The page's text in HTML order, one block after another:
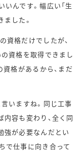
んです。幅広い「生
した。
資格だけでしたが、
資格を取得できまし
格があるから、まだ
いますね。同じ工事
容も変わり、全く同
強が必要なんだとい
で仕事に向き合って